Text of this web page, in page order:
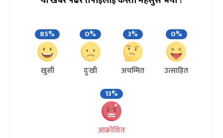
85%
खुसी
0%
दुःखी
3%
अचम्मित
0%
उत्साहित
13%
आक्रोशित